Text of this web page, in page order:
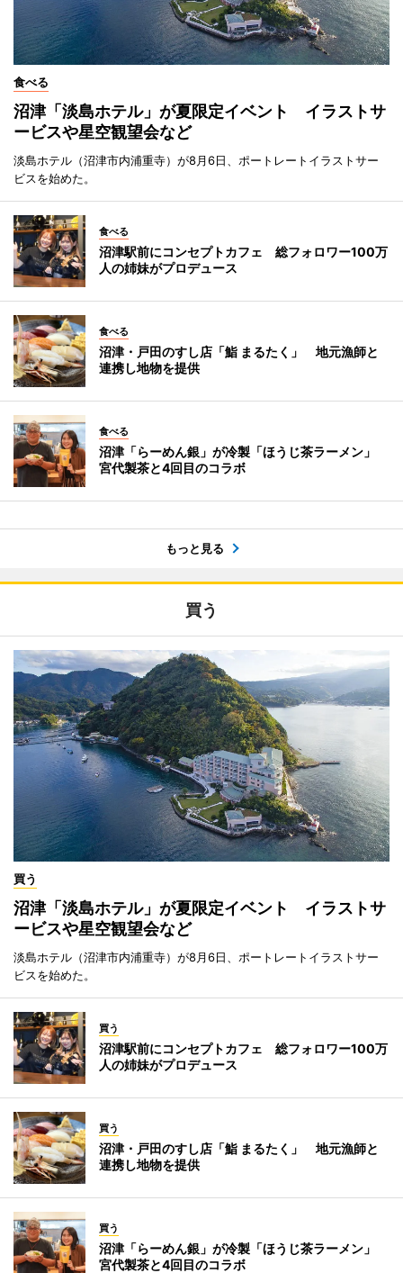
食べる
沼津「淡島ホテル」が夏限定イベント イラストサ
ービスや星空観望会など
淡島ホテル（沼津市内浦重寺）が8月6日、ポートレートイラストサー
ビスを始めた。
食べる
沼津駅前にコンセプトカフェ 総フォロワー100万
人の姉妹がプロデュース
食べる
沼津・戸田のすし店「鮨 まるたく」 地元漁師と
連携し地物を提供
食べる
沼津「らーめん銀」が冷製「ほうじ茶ラーメン」
宮代製茶と4回目のコラボ
もっと見る
買う
買う
沼津「淡島ホテル」が夏限定イベント イラストサ
ービスや星空観望会など
淡島ホテル（沼津市内浦重寺）が8月6日、ポートレートイラストサー
ビスを始めた。
買う
沼津駅前にコンセプトカフェ 総フォロワー100万
人の姉妹がプロデュース
買う
沼津・戸田のすし店「鮨 まるたく」 地元漁師と
連携し地物を提供
買う
沼津「らーめん銀」が冷製「ほうじ茶ラーメン」
宮代製茶と4回目のコラボ